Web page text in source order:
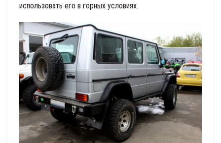
использовать его в горных условиях.